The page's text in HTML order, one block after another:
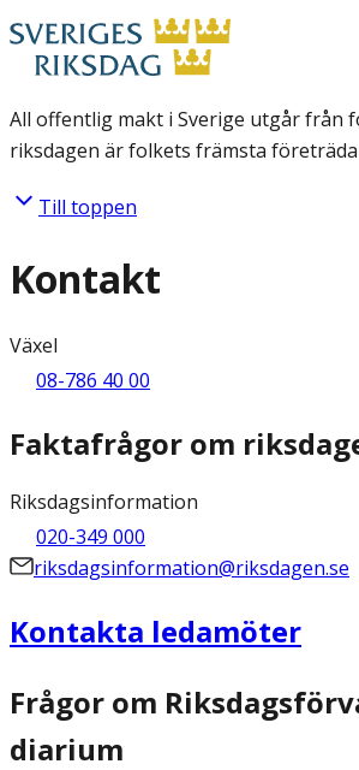
All offentlig makt i Sverige utgår från
riksdagen är folkets främsta
Till toppen
Kontakt
Växel
08-786 40 00
Faktafrågor om
Riksdagsinformation
020-349 000
riksdagsinformation@riksdagen.se
Kontakta ledamöter
Frågor om
diarium